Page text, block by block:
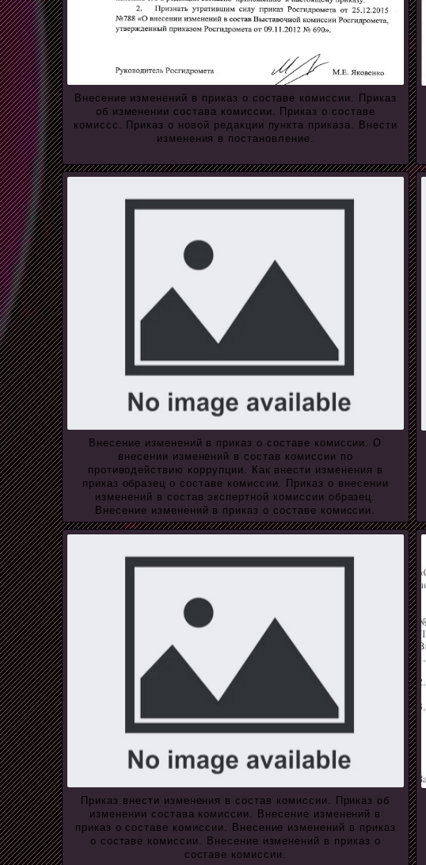
Внесение изменений в приказ о составе комиссии. Приказ
об изменении состава комиссии. Приказ о составе
комиссс. Приказ о новой редакции пункта приказа. Внести
изменения в постановление.
Внесение изменений в приказ о составе комиссии. О
внесении изменений в состав комиссии по
противодействию коррупции. Как внести изменения в
приказ образец о составе комиссии. Приказ о внесении
изменений в состав экспертной комиссии образец.
Внесение изменений в приказ о составе комиссии.
Приказ внести изменения в состав комиссии. Приказ об
изменении состава комиссии. Внесение изменений в
приказ о составе комиссии. Внесение изменений в приказ
о составе комиссии. Внесение изменений в приказ о
составе комиссии.